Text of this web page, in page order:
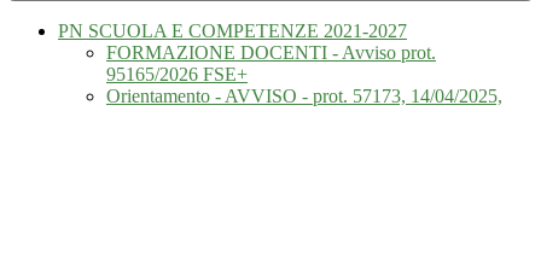
PN SCUOLA E COMPETENZE 2021-2027
FORMAZIONE DOCENTI - Avviso prot.
95165/2026 FSE+
Orientamento - AVVISO - prot. 57173, 14/04/2025,